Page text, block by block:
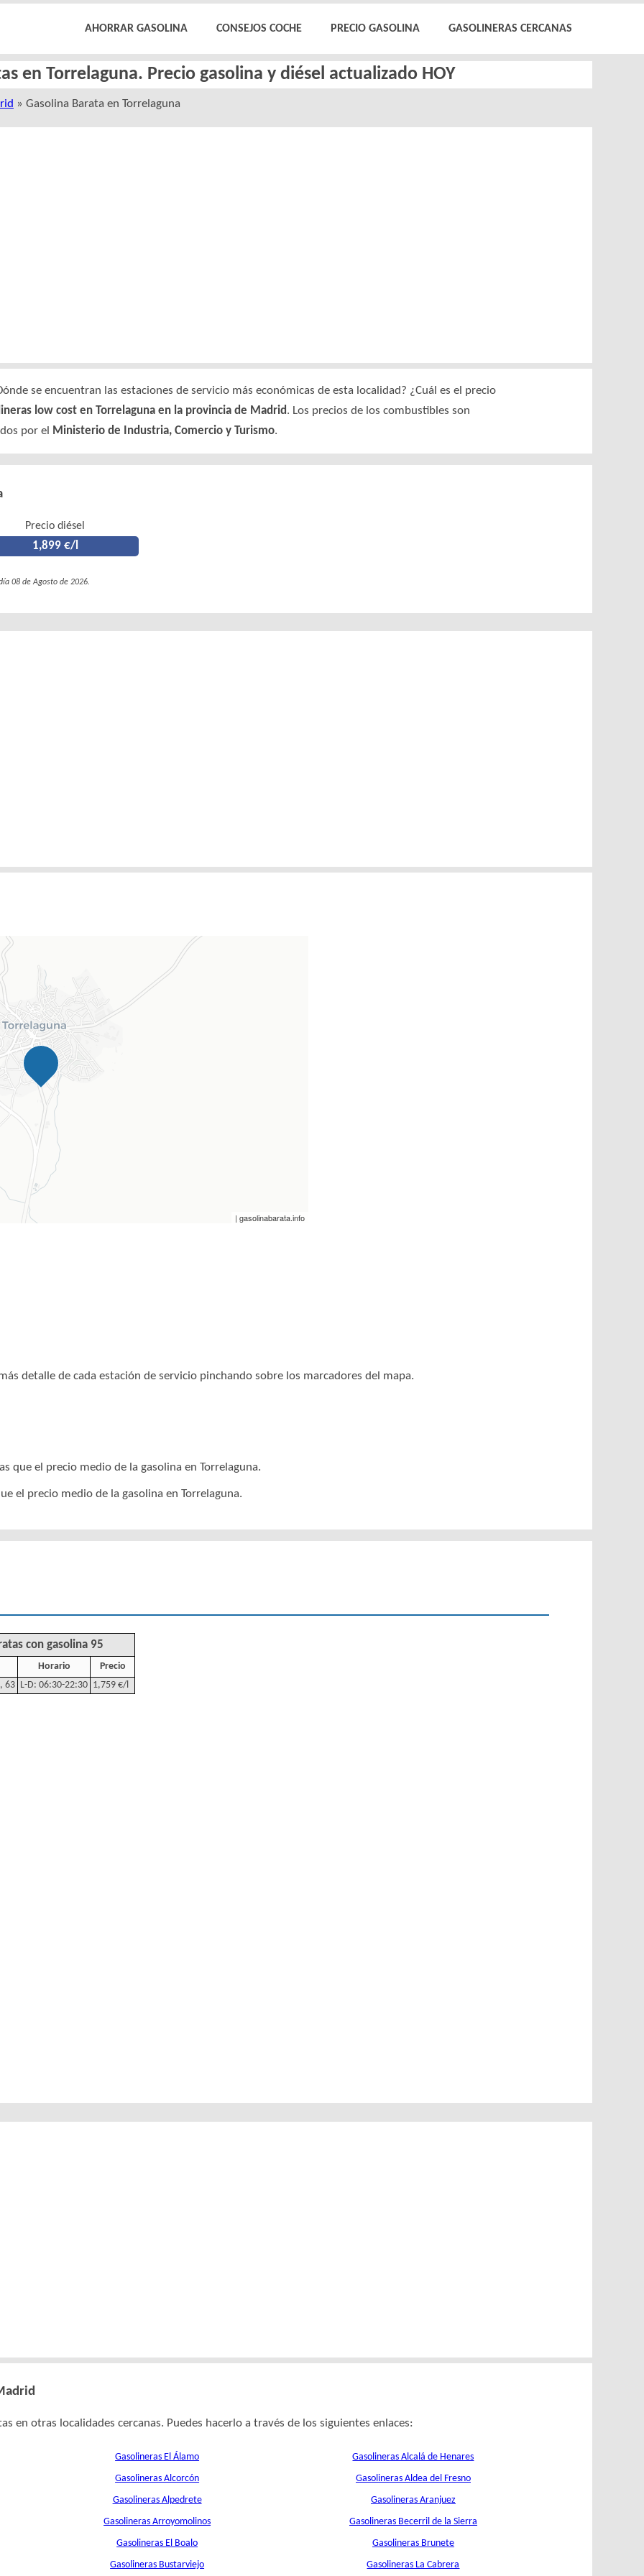
AHORRAR GASOLINA CONSEJOS COCHE PRECIO GASOLINA GASOLINERAS CERCANAS
en Torrelaguna. Precio gasolina y diésel actualizado HOY
» Gasolina Barata en Torrelaguna
se encuentran las estaciones de servicio más económicas de esta localidad? ¿Cuál es el precio
low cost en Torrelaguna en la provincia de Madrid. Los precios de los combustibles son
por el
Ministerio de Industria, Comercio y Turismo.
Precio diésel
1,899 €/l
08 de Agosto de 2026.
| gasolinabarata.info
detalle de cada estación de servicio pinchando sobre los marcadores del mapa.
que el precio medio de la gasolina en Torrelaguna.
el precio medio de la gasolina en Torrelaguna.
con gasolina 95
Horario
Precio
63 L-D: 06:30-22:30 1,759 €/l
en otras localidades cercanas. Puedes hacerlo a través de los siguientes enlaces:
Gasolineras El Álamo Gasolineras Alcalá de Henares
Gasolineras Alcorcón Gasolineras Aldea del Fresno
Gasolineras Alpedrete Gasolineras Aranjuez
Gasolineras Arroyomolinos Gasolineras Becerril de la Sierra
Gasolineras El Boalo Gasolineras Brunete
Gasolineras Bustarviejo Gasolineras La Cabrera